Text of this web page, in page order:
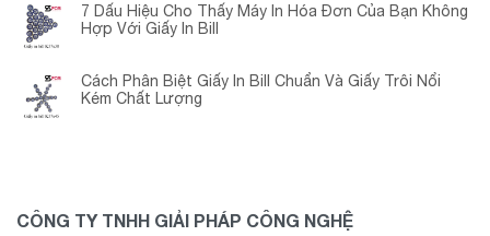
7 Dấu Hiệu Cho Thấy Máy In Hóa Đơn Của Bạn Không
Hợp Với Giấy In Bill
Cách Phân Biệt Giấy In Bill Chuẩn Và Giấy Trôi Nổi
Kém Chất Lượng
CÔNG TY TNHH GIẢI PHÁP CÔNG NGHỆ